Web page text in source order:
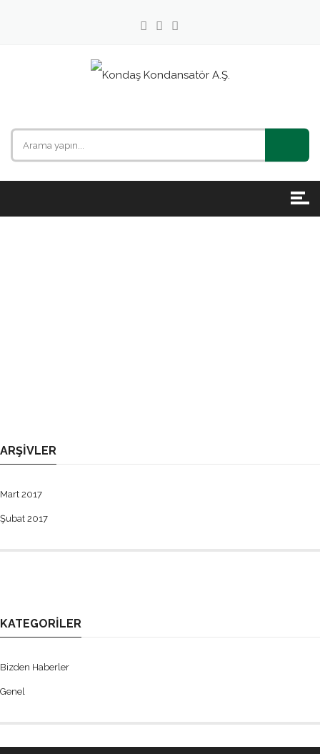
ARŞIVLER
Mart 2017
Şubat 2017
KATEGORILER
Bizden Haberler
Genel